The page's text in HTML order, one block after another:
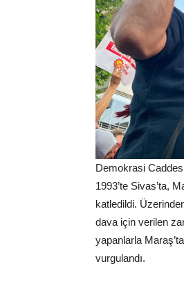
Demokrasi
1993’te Sivas’ta,
katledildi.
dava için verilen
yapanlarla
vurgulandı.